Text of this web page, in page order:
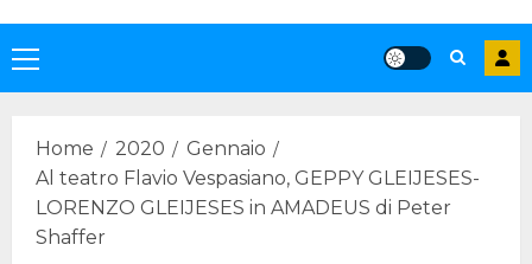
Primary
Menu
Home 2020
Gennaio
Al teatro Flavio Vespasiano, GEPPY GLEIJESES-
LORENZO GLEIJESES in AMADEUS di Peter
Shaffer